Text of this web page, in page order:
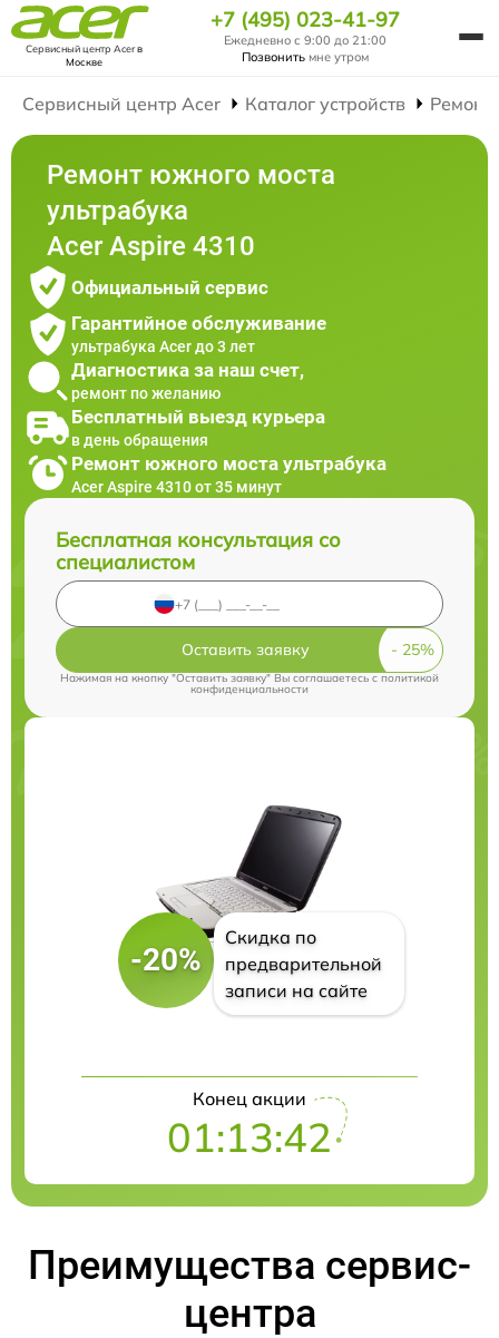
Сервисный центр Acerв
Москве
+7 (495) 023-41-97
Ежедневно с 9:00 до 21:00
Позвонить мне утром
Сервисный центр Acer Каталог устройств Ремонт
Ремонт южного моста
ультрабука
Acer Aspire 4310
Официальный сервис
Гарантийное обслуживание
ультрабука Acer до 3 лет
Диагностика за наш счет,
ремонт по желанию
Бесплатный выезд курьера
в день обращения
Ремонт южного моста ультрабука
Acer Aspire 4310 от 35 минут
Бесплатная консультация со
специалистом
Оставить заявку
Нажимая на кнопку "Оставить заявку" Вы соглашаетесь cполитикой
конфиденциальности
-20%
Скидка по
предварительной
записи на сайте
Конец акции
01:13:41
Преимущества сервис-
центра